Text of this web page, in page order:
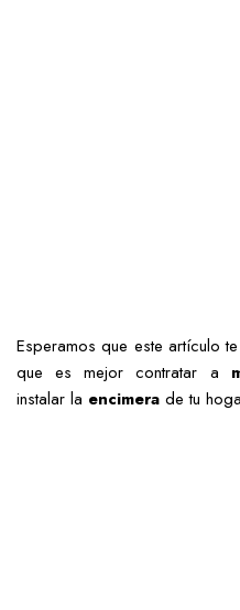
Esperamos que este artículo
que es mejor contratar a
instalar la encimera de tu